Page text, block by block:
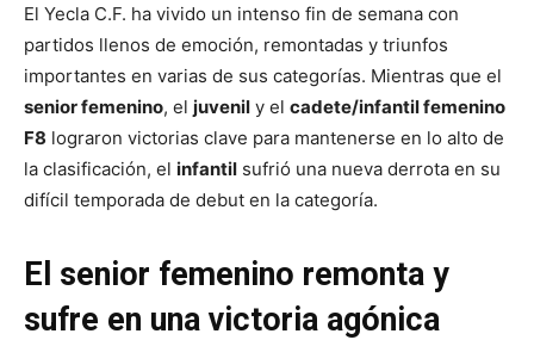
El Yecla C.F. ha vivido un intenso fin de semana con
partidos llenos de emoción, remontadas y triunfos
importantes en varias de sus categorías. Mientras que el
senior femenino, el juvenil y el cadete/infantil femenino
F8 lograron victorias clave para mantenerse en lo alto de
la clasificación, el infantil sufrió una nueva derrota en su
difícil temporada de debut en la categoría.
El senior femenino remonta y
sufre en una victoria agónica